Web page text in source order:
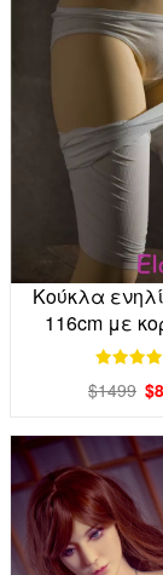
Κούκλα
116cm με
συμπαγή
$1499